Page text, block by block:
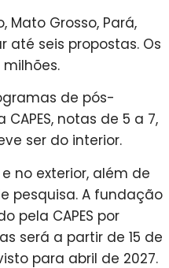
Mato Grosso, Pará,
até seis propostas. Os
de pós-
notas de 5 a 7,
ser do interior.
no exterior, além de
pesquisa. A fundação
pela CAPES por
será a partir de 15 de
para abril de 2027.